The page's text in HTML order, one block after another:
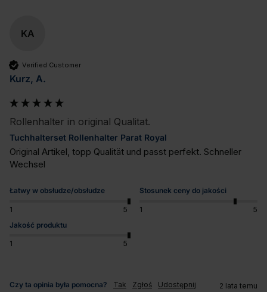
KA
Verified Customer
Kurz, A.
Rollenhalter in original Qualitat.
Tuchhalterset Rollenhalter Parat Royal
Original Artikel, topp Qualität und passt perfekt. Schneller
Wechsel
Łatwy w obsłudze/obsłudze
1 5
Stosunek ceny do jakości
1
5
Jakość produktu
1 5
Czy ta opinia była pomocna? Tak Zgłoś Udostępnij 2 lata temu